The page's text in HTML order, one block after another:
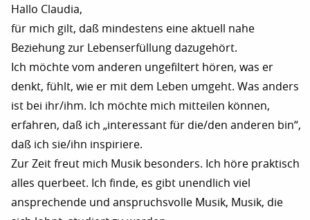
Hallo Claudia,
für mich gilt, daß mindestens eine aktuell nahe
Beziehung zur Lebenserfüllung dazugehört.
Ich möchte vom anderen ungefiltert hören, was er
denkt, fühlt, wie er mit dem Leben umgeht. Was anders
ist bei ihr/ihm. Ich möchte mich mitteilen können,
erfahren, daß ich „interessant für die/den anderen bin“,
daß ich sie/ihn inspiriere.
Zur Zeit freut mich Musik besonders. Ich höre praktisch
alles querbeet. Ich finde, es gibt unendlich viel
ansprechende und anspruchsvolle Musik, Musik, die